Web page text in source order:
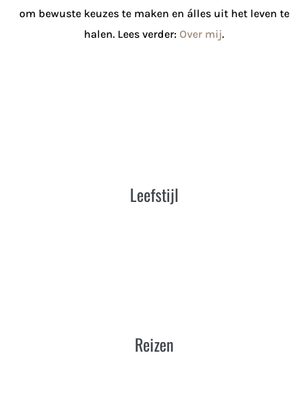
om bewuste keuzes te maken en álles uit het leven te
halen. Lees verder: Over mij.
Leefstijl
Reizen